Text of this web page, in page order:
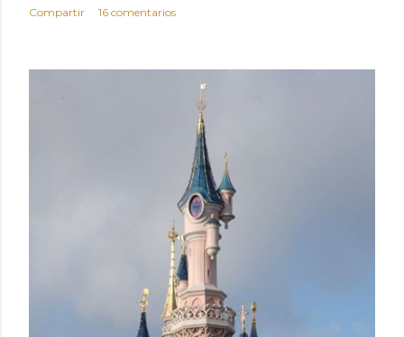
Compartir 16 comentarios